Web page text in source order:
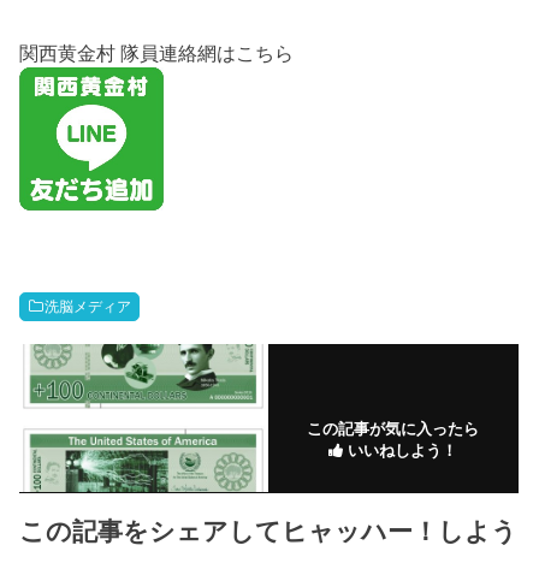
関西黄金村 隊員連絡網はこちら
洗脳メディア
この記事が気に入ったら
いいねしよう！
この記事をシェアしてヒャッハー！しよう